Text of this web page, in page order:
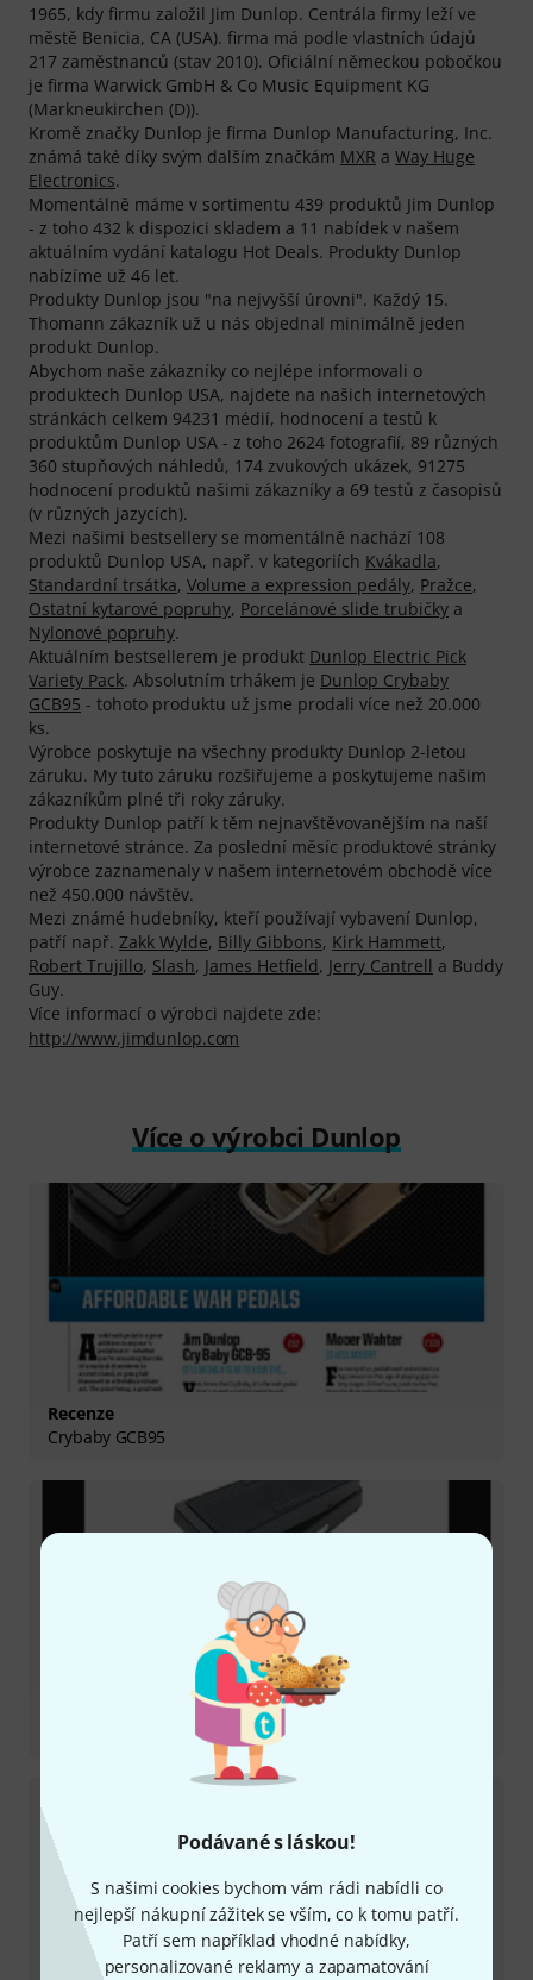
Podávané s láskou!
S našimi cookies bychom vám rádi nabídli co
nejlepší nákupní zážitek se vším, co k tomu patří.
Patří sem například vhodné nabídky,
personalizované reklamy a zapamatování
1965, kdy firmu založil Jim Dunlop. Centrála firmy leží ve
městě Benicia, CA (USA). firma má podle vlastních údajů
217 zaměstnanců (stav 2010). Oficiální německou pobočkou
je firma Warwick GmbH & Co Music Equipment KG
(Markneukirchen (D)).
Kromě značky Dunlop je firma Dunlop Manufacturing, Inc.
známá také díky svým dalším značkám MXR a Way Huge
Electronics.
Momentálně máme v sortimentu 439 produktů Jim Dunlop
- z toho 432 k dispozici skladem a 11 nabídek v našem
aktuálním vydání katalogu Hot Deals. Produkty Dunlop
nabízíme už 46 let.
Produkty Dunlop jsou "na nejvyšší úrovni". Každý 15.
Thomann zákazník už u nás objednal minimálně jeden
produkt Dunlop.
Abychom naše zákazníky co nejlépe informovali o
produktech Dunlop USA, najdete na našich internetových
stránkách celkem 94231 médií, hodnocení a testů k
produktům Dunlop USA - z toho 2624 fotografií, 89 různých
360 stupňových náhledů, 174 zvukových ukázek, 91275
hodnocení produktů našimi zákazníky a 69 testů z časopisů
(v různých jazycích).
Mezi našimi bestsellery se momentálně nachází 108
produktů Dunlop USA, např. v kategoriích Kvákadla,
Standardní trsátka, Volume a expression pedály, Pražce,
Ostatní kytarové popruhy, Porcelánové slide trubičky a
Nylonové popruhy.
Aktuálním bestsellerem je produkt Dunlop Electric Pick
Variety Pack. Absolutním trhákem je Dunlop Crybaby
GCB95 - tohoto produktu už jsme prodali více než 20.000
ks.
Výrobce poskytuje na všechny produkty Dunlop 2-letou
záruku. My tuto záruku rozšiřujeme a poskytujeme našim
zákazníkům plné tři roky záruky.
Produkty Dunlop patří k těm nejnavštěvovanějším na naší
internetové stránce. Za poslední měsíc produktové stránky
výrobce zaznamenaly v našem internetovém obchodě více
než 450.000 návštěv.
Mezi známé hudebníky, kteří používají vybavení Dunlop,
patří např. Zakk Wylde, Billy Gibbons, Kirk Hammett,
Robert Trujillo, Slash, James Hetfield, Jerry Cantrell a Buddy
Guy.
Více informací o výrobci najdete zde:
http://www.jimdunlop.com
Více o výrobci Dunlop
Recenze
Crybaby GCB95
Clyde McCoy Cry Baby Wah